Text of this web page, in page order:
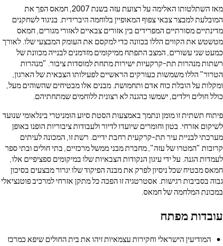
מאז השתלטותו האלימה על רצועת עזה בשנת 2007, חמאס הפך את
המובלעת למבצר צבאי צפוף המאופיין בלוחמה היברידית. בניגוד לשחקנים
מדינתיים מסורתיים המפרידים בין אזורים צבאיים לאזורי מגורים, חמאס
מטשטש את הקווים הללו בכוונה כדי למקסם את העומק המבצעי שלו. לאורך
כמעט שני עשורים, המצב התפתח ממיקומים מזדמנים לבנייה מכוונת של
רשתות מנהרות תת-קרקעיות ישירות מתחת למוסדות ציבור. "מנהרות
הטרור" הללו משמשות כעורקים הראשיים לפעילותו הצבאית של הארגון,
ומקלות על הובלת כוח אדם ותחמושת. מבנים אלו מבטיחים שהשוהים מעל,
כולל חולים וילדים, ישמשו כהגנה לא רצונית ללוחמים שמתחתיהם.
פיתוח תשתית זו מומן ונתמך באמצעות הסטת סיוע הומניטרי בינלאומי שנועד
לשיקום אזרחי. בטון וחומרים שיועדו לדיור ולעבודות ציבוריות הופנו באופן
מערכתי לבניית עיר תת-קרקעית רחבת ידיים. רשת זו, המכונה לעיתים
קרובות "המטרו של עזה", מחברת מבני ממשל מרכזיים, בתי חולים ובתי ספר
לעמדות הגנה. על ידי עיגון הנקודות הצבאיות שלו במיקומים ספציפיים אלו,
חמאס מבטיח שכל ניסיון לפרק את מבנה הפיקוד שלו יגרור מבצעים בסיכון
גבוה בסביבות רגישות. אסטרטגיה זו הפכה כל מתקן אזרחי למרכיב פוטנציאלי
במכונת המלחמה של חמאס.
עובדות מפתח
המודיעין הישראלי וחקירות עצמאיות זיהו את בית החולים שיפא כמרכז